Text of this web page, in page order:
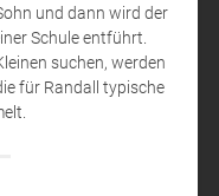
und dann wird der
Schule entführt.
suchen, werden
für Randall typische